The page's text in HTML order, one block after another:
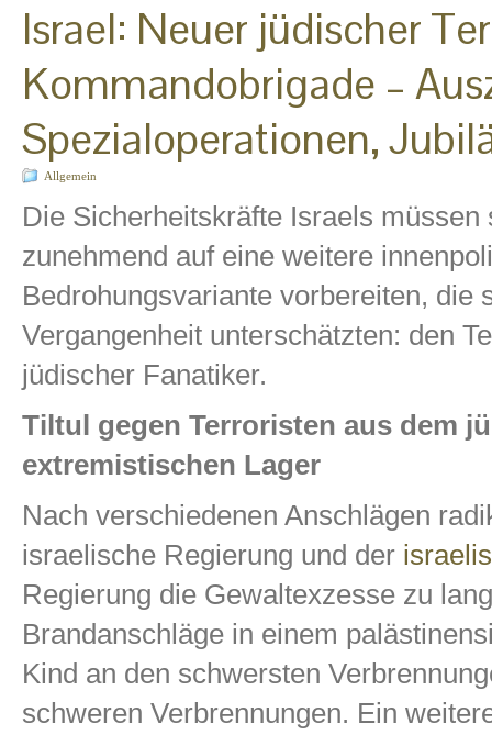
Israel: Neuer jüdischer
Kommandobrigade –
Spezialoperationen,
Allgemein
Die Sicherheitskräfte Israels müssen
zunehmend auf eine weitere
Bedrohungsvariante vorbereiten, die
Vergangenheit unterschätzten: den
jüdischer Fanatiker.
Tiltul gegen Terroristen aus dem
extremistischen Lager
Nach verschiedenen Anschlägen
israelische Regierung und der
Regierung die Gewaltexzesse zu
Brandanschläge in einem
Kind an den schwersten
schweren Verbrennungen. Ein